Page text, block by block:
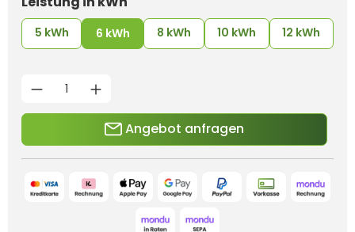
5 kWh 6 kWh 8 kWh 10 kWh 12 kWh
Angebot anfragen